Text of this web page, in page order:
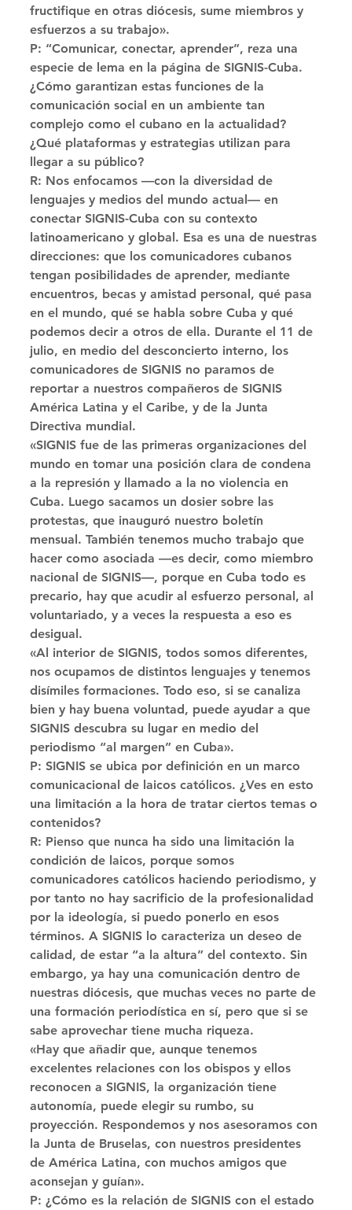
fructifique en otras diócesis, sume miembros y
esfuerzos a su trabajo».
P: “Comunicar, conectar, aprender”, reza una
especie de lema en la página de SIGNIS-Cuba.
¿Cómo garantizan estas funciones de la
comunicación social en un ambiente tan
complejo como el cubano en la actualidad?
¿Qué plataformas y estrategias utilizan para
llegar a su público?
R: Nos enfocamos —con la diversidad de
lenguajes y medios del mundo actual— en
conectar SIGNIS-Cuba con su contexto
latinoamericano y global. Esa es una de nuestras
direcciones: que los comunicadores cubanos
tengan posibilidades de aprender, mediante
encuentros, becas y amistad personal, qué pasa
en el mundo, qué se habla sobre Cuba y qué
podemos decir a otros de ella. Durante el 11 de
julio, en medio del desconcierto interno, los
comunicadores de SIGNIS no paramos de
reportar a nuestros compañeros de SIGNIS
América Latina y el Caribe, y de la Junta
Directiva mundial.
«SIGNIS fue de las primeras organizaciones del
mundo en tomar una posición clara de condena
a la represión y llamado a la no violencia en
Cuba. Luego sacamos un dosier sobre las
protestas, que inauguró nuestro boletín
mensual. También tenemos mucho trabajo que
hacer como asociada —es decir, como miembro
nacional de SIGNIS—, porque en Cuba todo es
precario, hay que acudir al esfuerzo personal, al
voluntariado, y a veces la respuesta a eso es
desigual.
«Al interior de SIGNIS, todos somos diferentes,
nos ocupamos de distintos lenguajes y tenemos
disímiles formaciones. Todo eso, si se canaliza
bien y hay buena voluntad, puede ayudar a que
SIGNIS descubra su lugar en medio del
periodismo “al margen” en Cuba».
P: SIGNIS se ubica por definición en un marco
comunicacional de laicos católicos. ¿Ves en esto
una limitación a la hora de tratar ciertos temas o
contenidos?
R: Pienso que nunca ha sido una limitación la
condición de laicos, porque somos
comunicadores católicos haciendo periodismo, y
por tanto no hay sacrificio de la profesionalidad
por la ideología, si puedo ponerlo en esos
términos. A SIGNIS lo caracteriza un deseo de
calidad, de estar “a la altura” del contexto. Sin
embargo, ya hay una comunicación dentro de
nuestras diócesis, que muchas veces no parte de
una formación periodística en sí, pero que si se
sabe aprovechar tiene mucha riqueza.
«Hay que añadir que, aunque tenemos
excelentes relaciones con los obispos y ellos
reconocen a SIGNIS, la organización tiene
autonomía, puede elegir su rumbo, su
proyección. Respondemos y nos asesoramos con
la Junta de Bruselas, con nuestros presidentes
de América Latina, con muchos amigos que
aconsejan y guían».
P: ¿Cómo es la relación de SIGNIS con el estado